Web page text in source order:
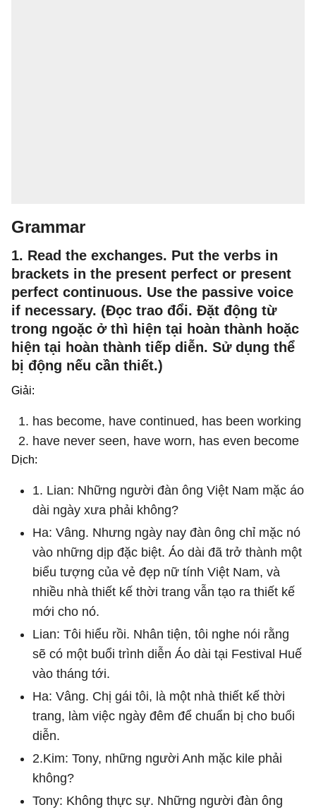
Grammar
1. Read the exchanges. Put the verbs in
brackets in the present perfect or present
perfect continuous. Use the passive voice
if necessary. (Đọc trao đổi. Đặt động từ
trong ngoặc ở thì hiện tại hoàn thành hoặc
hiện tại hoàn thành tiếp diễn. Sử dụng thể
bị động nếu cần thiết.)
Giải:
has become, have continued, has been working
have never seen, have worn, has even become
Dịch:
1. Lian: Những người đàn ông Việt Nam mặc áo
dài ngày xưa phải không?
Ha: Vâng. Nhưng ngày nay đàn ông chỉ mặc nó
vào những dịp đặc biệt. Áo dài đã trở thành một
biểu tượng của vẻ đẹp nữ tính Việt Nam, và
nhiều nhà thiết kế thời trang vẫn tạo ra thiết kế
mới cho nó.
Lian: Tôi hiểu rồi. Nhân tiện, tôi nghe nói rằng
sẽ có một buổi trình diễn Áo dài tại Festival Huế
vào tháng tới.
Ha: Vâng. Chị gái tôi, là một nhà thiết kế thời
trang, làm việc ngày đêm để chuẩn bị cho buổi
diễn.
2.Kim: Tony, những người Anh mặc kile phải
không?
Tony: Không thực sự. Những người đàn ông